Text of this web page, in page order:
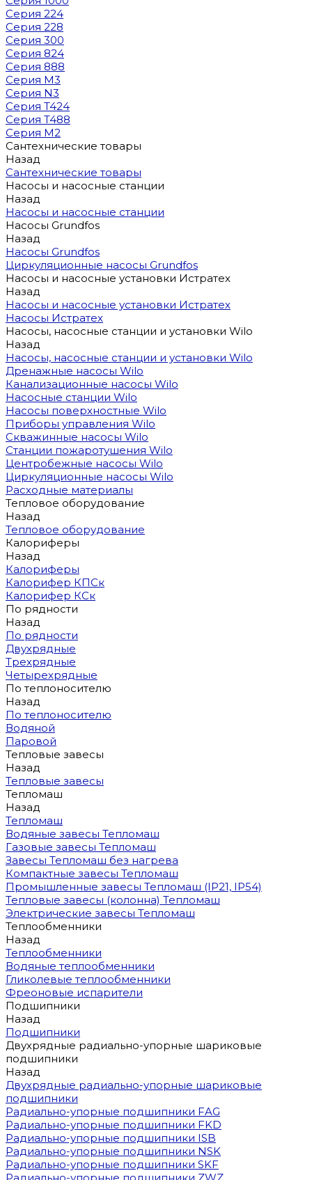
Серия 224
Серия 228
Серия 300
Серия 824
Серия 888
Серия M3
Серия N3
Серия T424
Серия T488
Серия М2
Сантехнические товары
Назад
Сантехнические товары
Насосы и насосные станции
Назад
Насосы и насосные станции
Насосы Grundfos
Назад
Насосы Grundfos
Циркуляционные насосы Grundfos
Насосы и насосные установки Истратех
Назад
Насосы и насосные установки Истратех
Насосы Истратех
Насосы, насосные станции и установки Wilo
Назад
Насосы, насосные станции и установки Wilo
Дренажные насосы Wilo
Канализационные насосы Wilo
Насосные станции Wilo
Насосы поверхностные Wilo
Приборы управления Wilo
Скважинные насосы Wilo
Станции пожаротушения Wilo
Центробежные насосы Wilo
Циркуляционные насосы Wilo
Расходные материалы
Тепловое оборудование
Назад
Тепловое оборудование
Калориферы
Назад
Калориферы
Калорифер КПСк
Калорифер КСк
По рядности
Назад
По рядности
Двухрядные
Трехрядные
Четырехрядные
По теплоносителю
Назад
По теплоносителю
Водяной
Паровой
Тепловые завесы
Назад
Тепловые завесы
Тепломаш
Назад
Тепломаш
Водяные завесы Тепломаш
Газовые завесы Тепломаш
Завесы Тепломаш без нагрева
Компактные завесы Тепломаш
Промышленные завесы Тепломаш (IP21, IP54)
Тепловые завесы (колонна) Тепломаш
Электрические завесы Тепломаш
Теплообменники
Назад
Теплообменники
Водяные теплообменники
Гликолевые теплообменники
Фреоновые испарители
Подшипники
Назад
Подшипники
Двухрядные радиально-упорные шариковые
подшипники
Назад
Двухрядные радиально-упорные шариковые
подшипники
Радиально-упорные подшипники FAG
Радиально-упорные подшипники FKD
Радиально-упорные подшипники ISB
Радиально-упорные подшипники NSK
Радиально-упорные подшипники SKF